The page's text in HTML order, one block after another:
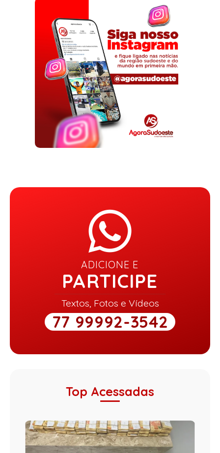
ADICIONE E
PARTICIPE
Textos, Fotos e Vídeos
77 99992-3542
Top Acessadas